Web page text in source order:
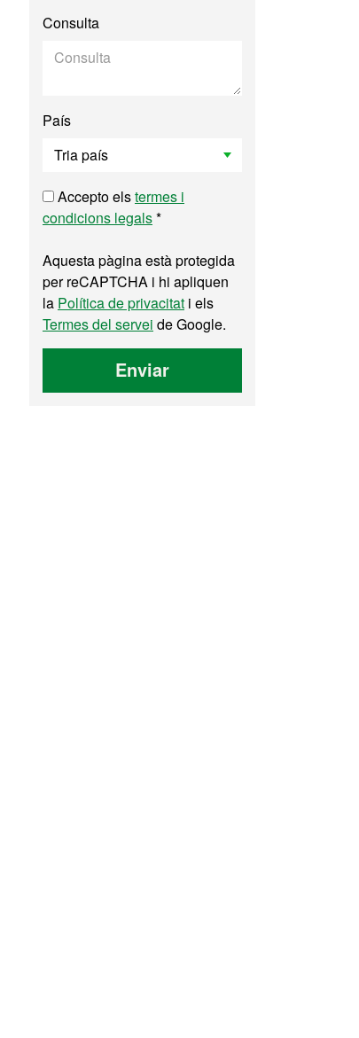
Consulta
País
Accepto elstermes i
condicions legals*
Aquesta pàgina està protegida
per reCAPTCHA i hi apliquen
la Política de privacitat i els
Termes del servei de Google.
Enviar